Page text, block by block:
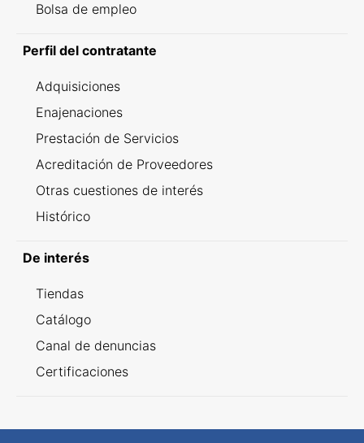
Bolsa de empleo
Perfil del contratante
Adquisiciones
Enajenaciones
Prestación de Servicios
Acreditación de Proveedores
Otras cuestiones de interés
Histórico
De interés
Tiendas
Catálogo
Canal de denuncias
Certificaciones